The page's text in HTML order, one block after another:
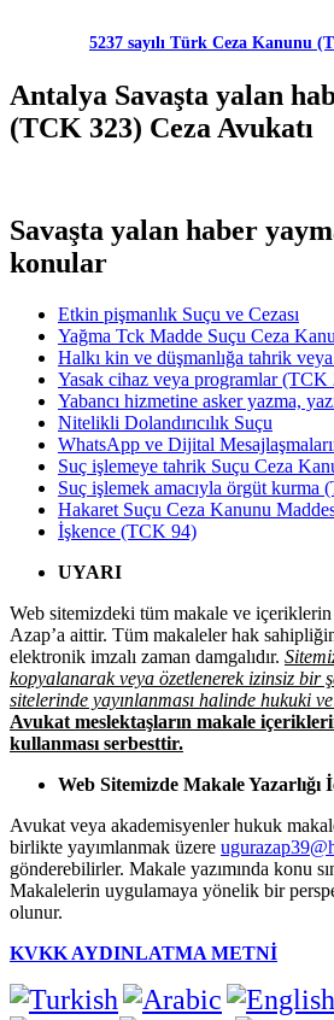
5237 sayılı Türk Ceza Kanunu
Antalya Savaşta yalan
(TCK 323) Ceza Avukatı
Savaşta yalan haber
konular
Etkin pişmanlık Suçu ve Cezası
Yağma Tck Madde Suçu Ceza
Halkı kin ve düşmanlığa tahrik
Yasak cihaz veya programlar (TCK
Yabancı hizmetine asker yazma,
Nitelikli Dolandırıcılık Suçu
WhatsApp ve Dijital
Suç işlemeye tahrik Suçu Ceza
Suç işlemek amacıyla örgüt kurma
Hakaret Suçu Ceza Kanunu
İşkence (TCK 94)
UYARI
Web sitemizdeki tüm makale ve
Azap’a aittir. Tüm makaleler hak
elektronik imzalı zaman damgalıdır.
kopyalanarak veya özetlenerek izinsiz bir
sitelerinde yayınlanması halinde hukuki
Avukat meslektaşların makale
kullanması serbesttir.
Web Sitemizde Makale Yazarlığı
Avukat veya akademisyenler hukuk
birlikte yayımlanmak üzere
gönderebilirler. Makale yazımında konu
Makalelerin uygulamaya yönelik bir
olunur.
KVKK AYDINLATMA METNİ